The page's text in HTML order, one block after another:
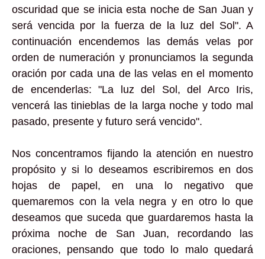
oscuridad que se inicia esta noche de San Juan y
será vencida por la fuerza de la luz del Sol". A
continuación encendemos las demás velas por
orden de numeración y pronunciamos la segunda
oración por cada una de las velas en el momento
de encenderlas: "La luz del Sol, del Arco Iris,
vencerá las tinieblas de la larga noche y todo mal
pasado, presente y futuro será vencido".
Nos concentramos fijando la atención en nuestro
propósito y si lo deseamos escribiremos en dos
hojas de papel, en una lo negativo que
quemaremos con la vela negra y en otro lo que
deseamos que suceda que guardaremos hasta la
próxima noche de San Juan, recordando las
oraciones, pensando que todo lo malo quedará